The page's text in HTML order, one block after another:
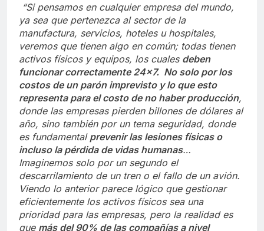
“Si pensamos en cualquier empresa del mundo,
ya sea que pertenezca al sector de la
manufactura, servicios, hoteles u hospitales,
veremos que tienen algo en común; todas tienen
activos físicos y equipos, los cuales deben
funcionar correctamente 24×7. No solo por los
costos de un parón imprevisto y lo que esto
representa para el costo de no haber producción,
donde las empresas pierden billones de dólares al
año, sino también por un tema seguridad, donde
es fundamental prevenir las lesiones físicas o
incluso la pérdida de vidas humanas…
Imaginemos solo por un segundo el
descarrilamiento de un tren o el fallo de un avión.
Viendo lo anterior parece lógico que gestionar
eficientemente los activos físicos sea una
prioridad para las empresas, pero la realidad es
que más del 90% de las compañías a nivel